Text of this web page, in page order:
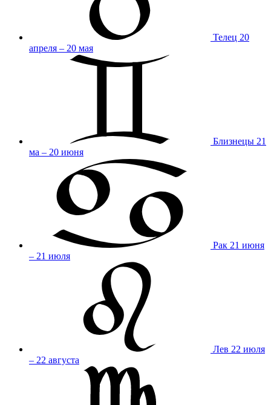
Телец 20
апреля – 20 мая
Близнецы 21
ма – 20 июня
Рак 21 июня
– 21 июля
Лев 22 июля
– 22 августа